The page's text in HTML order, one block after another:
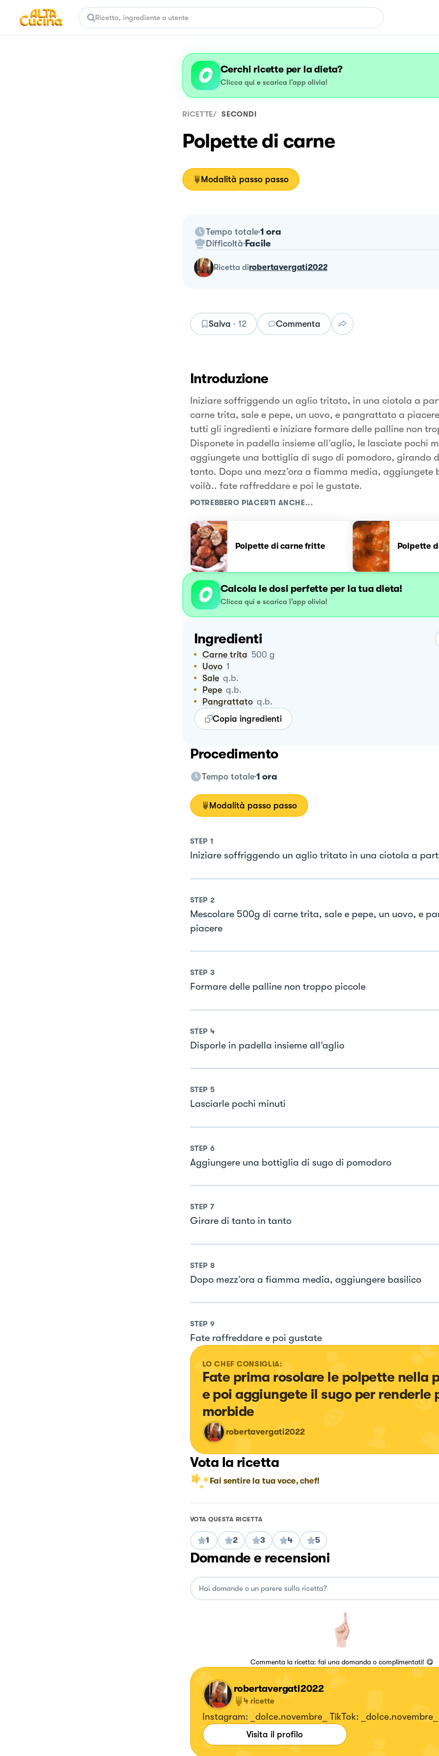
Cerchi ricette per la dieta?
Clicca qui e scarica l’app olivia!
RICETTE/ SECONDI
Polpette di carne
Modalità passo passo
Tempo totale 1 ora
Difficoltà Facile
ricetta dirobertavergati2022
Salva · 12 Commenta
Introduzione
Iniziare soffriggendo un aglio tritato, in una ciotola a
carne trita, sale e pepe, un uovo, e pangrattato a
tutti gli ingredienti e iniziare formare delle palline non
Disponete in padella insieme all’aglio, le lasciate pochi
aggiungete una bottiglia di sugo di pomodoro, girando
tanto. Dopo una mezz’ora a fiamma media, aggiungete
voilà.. fate raffreddare e poi le gustate.
POTREBBERO PIACERTI ANCHE...
Polpette di carne fritte Polpette
Calcola le dosi perfette per la tua dieta!
Clicca qui e scarica l’app olivia!
Ingredienti
Carne trita 500 g
Uovo 1
Sale q.b.
Pepe q.b.
Pangrattato q.b.
Copia ingredienti
Procedimento
Tempo totale 1 ora
Modalità passo passo
STEP 1
Iniziare soffriggendo un aglio tritato in una ciotola a
STEP 2
Mescolare 500g di carne trita, sale e pepe, un uovo, e
piacere
STEP 3
Formare delle palline non troppo piccole
STEP 4
Disporle in padella insieme all’aglio
STEP 5
Lasciarle pochi minuti
STEP 6
Aggiungere una bottiglia di sugo di pomodoro
STEP 7
Girare di tanto in tanto
STEP 8
Dopo mezz’ora a fiamma media, aggiungere basilico
STEP 9
Fate raffreddare e poi gustate
LO CHEF CONSIGLIA:
Fate prima rosolare le polpette nella
e poi aggiungete il sugo per renderle
morbide
robertavergati2022
Vota la ricetta
Fai sentire la tua voce, chef!
VOTA QUESTA RICETTA
1 2 3 4 5
Domande e recensioni
Commenta la ricetta: fai una domanda o complimentati! 😋
robertavergati2022
4 ricette
Instagram: _dolce.novembre_ TikTok: _dolce.novembre_
Visita il profilo